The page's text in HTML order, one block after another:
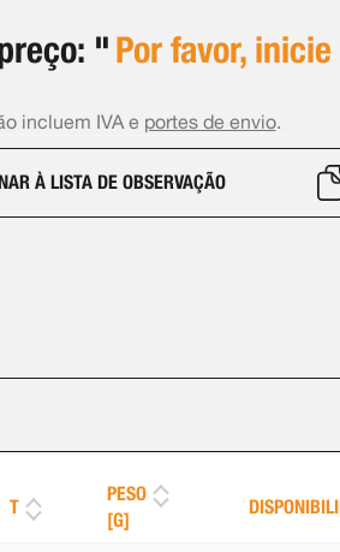
"Por favor,
incluem IVA e portes de envio.
À LISTA DE OBSERVAÇÃO
T
PESO
[G]